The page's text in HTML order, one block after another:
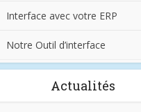
Interface avec votre ERP
Notre Outil d’interface
Actualités